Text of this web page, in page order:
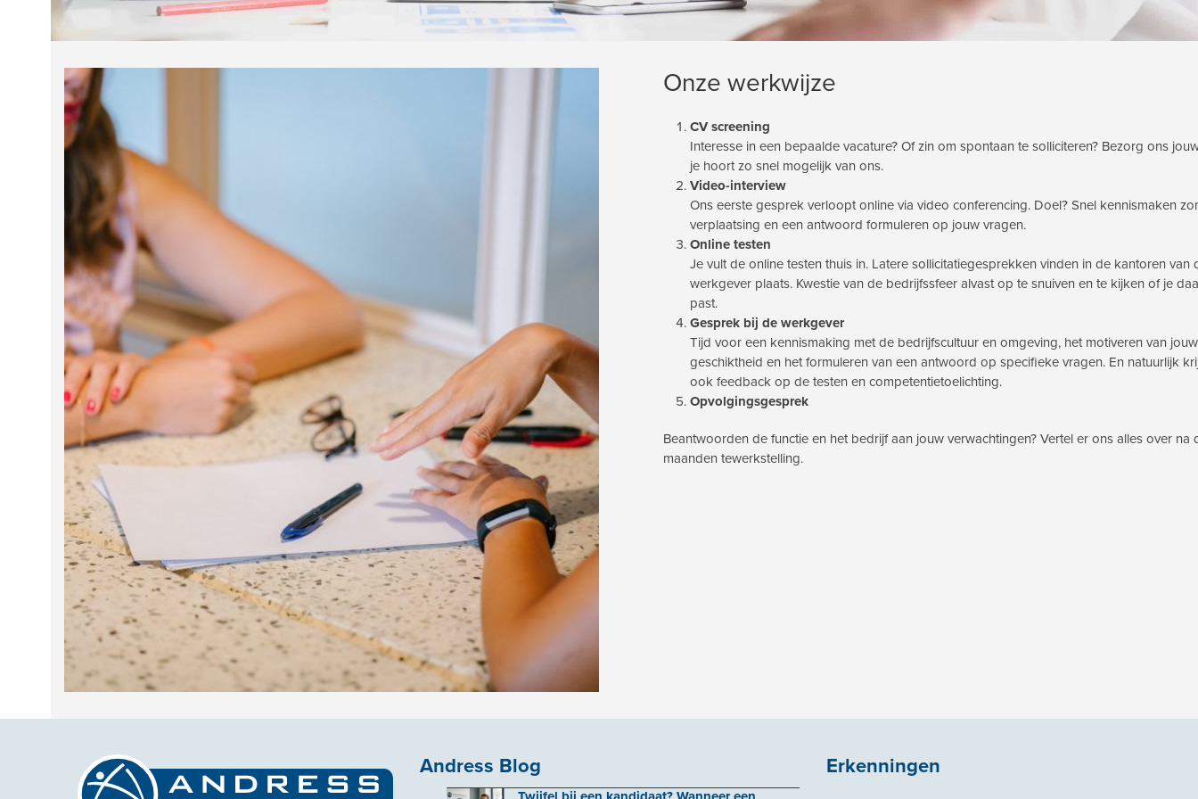
Onze werkwijze
CV screening
Interesse in een bepaalde vacature? Of zin om spontaan te solliciteren? Bezorg ons
je hoort zo snel mogelijk van ons.
Video-interview
Ons eerste gesprek verloopt online via video conferencing. Doel? Snel kennismaken
verplaatsing en een antwoord formuleren op jouw vragen.
Online testen
Je vult de online testen thuis in. Latere sollicitatiegesprekken vinden in de kantoren van
werkgever plaats. Kwestie van de bedrijfssfeer alvast op te snuiven en te kijken of je
past.
Gesprek bij de werkgever
Tijd voor een kennismaking met de bedrijfscultuur en omgeving, het motiveren van jouw
geschiktheid en het formuleren van een antwoord op specifieke vragen. En natuurlijk
ook feedback op de testen en competentietoelichting.
Opvolgingsgesprek
Beantwoorden de functie en het bedrijf aan jouw verwachtingen? Vertel er ons alles over na
maanden tewerkstelling.
Andress Blog Erkenningen